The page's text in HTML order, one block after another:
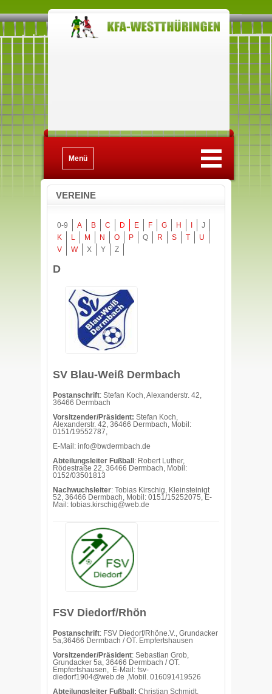
Menü
VEREINE
0-9 A B C D E F G H
J
K
L M N O P Q R S T
U
V
W X Y Z
D
SV Blau-Weiß Dermbach
Postanschrift: Stefan Koch, Alexanderstr. 42,
36466 Dermbach
Vorsitzender/Präsident: Stefan Koch,
Alexanderstr. 42, 36466 Dermbach, Mobil:
0151/19552787,
E-Mail: info@bwdermbach.de
Abteilungsleiter Fußball : Robert Luther,
Rödestraße 22, 36466 Dermbach, Mobil:
0152/03501813
Nachwuchsleiter: Tobias Kirschig, Kleinsteinigt
52, 36466 Dermbach, Mobil: 0151/15252075, E-
Mail: tobias.kirschig@web.de
FSV Diedorf/Rhön
Postanschrift: FSV Diedorf/Rhöne.V., Grundacker
5a,36466 Dermbach / OT. Empfertshausen
Vorsitzender/Präsident: Sebastian Grob,
Grundacker 5a, 36466 Dermbach / OT.
Empfertshausen, E-Mail: fsv-
diedorf1904@web.de ,Mobil. 016091419526
Abteilungsleiter Fußball: Christian Schmidt,